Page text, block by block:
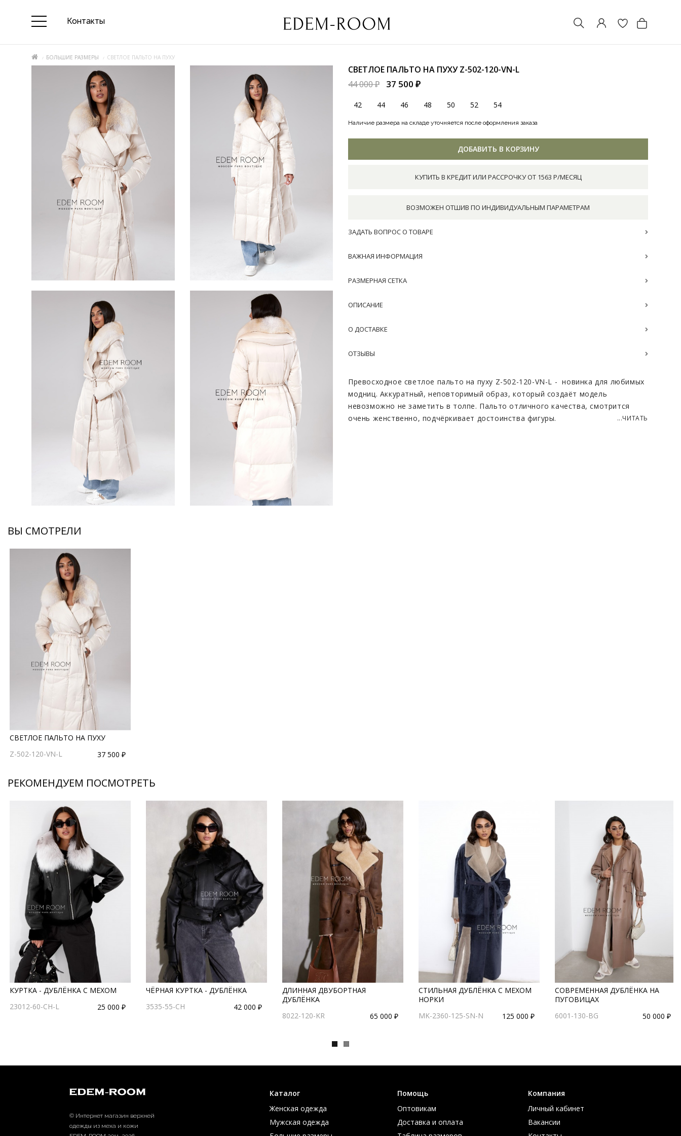
Контакты
БОЛЬШИЕ РАЗМЕРЫ СВЕТЛОЕ ПАЛЬТО НА ПУХУ
СВЕТЛОЕ ПАЛЬТО НА ПУХУZ-502-120-VN-L
44 000 ₽
37 500 ₽
42 44 46 48 50 52 54
Наличие размера на складе уточняется после оформления заказа
ДОБАВИТЬ В КОРЗИНУ
КУПИТЬ В КРЕДИТ ИЛИ РАССРОЧКУ ОТ 1563 Р/МЕСЯЦ
ВОЗМОЖЕН ОТШИВ ПО ИНДИВИДУАЛЬНЫМ ПАРАМЕТРАМ
ЗАДАТЬ ВОПРОС О ТОВАРЕ
ВАЖНАЯ ИНФОРМАЦИЯ
РАЗМЕРНАЯ СЕТКА
ОПИСАНИЕ
О ДОСТАВКЕ
ОТЗЫВЫ
Превосходное светлое пальто на пуху Z-502-120-VN-L - новинка для любимых
модниц. Аккуратный, неповторимый образ, который создаёт модель
невозможно не заметить в толпе. Пальто отличного качества, смотрится
очень женственно, подчёркивает достоинства фигуры.
...ЧИТАТЬ
ВЫ СМОТРЕЛИ
СВЕТЛОЕ ПАЛЬТО НА ПУХУ
Z-502-120-VN-L
37 500 ₽
РЕКОМЕНДУЕМ ПОСМОТРЕТЬ
КУРТКА - ДУБЛЁНКА С МЕХОМ
23012-60-CH-L
25 000 ₽
ЧЁРНАЯ КУРТКА - ДУБЛЁНКА
3535-55-CH
42 000 ₽
ДЛИННАЯ ДВУБОРТНАЯ
ДУБЛЁНКА
8022-120-KR
65 000 ₽
СТИЛЬНАЯ ДУБЛЁНКА С МЕХОМ
НОРКИ
MK-2360-125-SN-N
125 000 ₽
СОВРЕМЕННАЯ ДУБЛЁНКА НА
ПУГОВИЦАХ
6001-130-BG
50 000 ₽
© Интернет магазин верхней
одежды из меха и кожи
Каталог
Женская одежда
Мужская одежда
Помощь
Оптовикам
Доставка и оплата
Компания
Личный кабинет
Вакансии